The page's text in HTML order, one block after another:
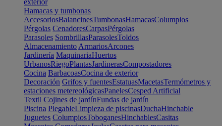
exterior
Hamacas y tumbonas
AccesoriosBalancinesTumbonasHamacasColumpios
Pérgolas CenadoresCarpasPérgolas
Parasoles SombrillasParasolesToldos
Almacenamiento ArmariosArcones
Jardinería MaquinariaHuertos
UrbanosRiegoPlantasJardinerasCompostadores
Cocina BarbacoasCocina de exterior
Decoración Grifos y fuentesEstatuasMacetasTermómetros y
estaciones metereológicasPanelesCesped Artificial
Textil Cojines de jardínFundas de jardín
Piscina PlegableLimpieza de piscinasDuchaHinchable
Juguetes ColumpiosToboganesHinchablesCasitas